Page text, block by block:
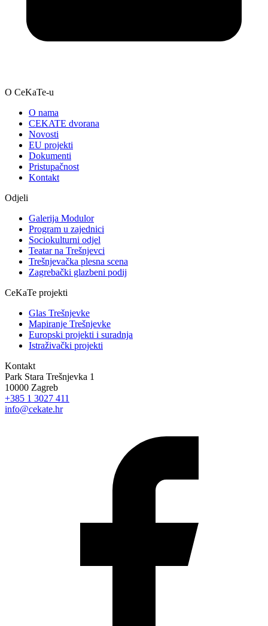
O CeKaTe-u
O nama
CEKATE dvorana
Novosti
EU projekti
Dokumenti
Pristupačnost
Kontakt
Odjeli
Galerija Modulor
Program u zajednici
Sociokulturni odjel
Teatar na Trešnjevci
Trešnjevačka plesna scena
Zagrebački glazbeni podij
CeKaTe projekti
Glas Trešnjevke
Mapiranje Trešnjevke
Europski projekti i suradnja
Istraživački projekti
Kontakt
Park Stara Trešnjevka 1
10000 Zagreb
+385 1 3027 411
info@cekate.hr